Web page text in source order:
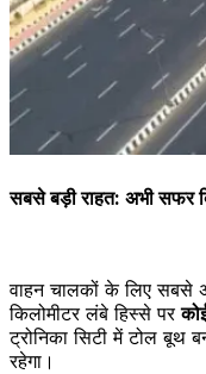
सबसे बड़ी राहत: अभी सफर
वाहन चालकों के लिए सबसे
किलोमीटर लंबे हिस्से पर
ट्रोनिका सिटी में टोल
रहेगा।